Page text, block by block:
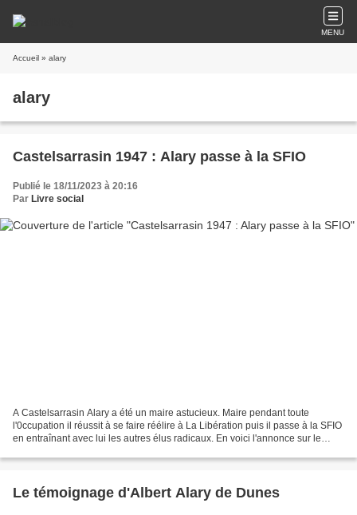
MENU
Accueil » alary
alary
Castelsarrasin 1947 : Alary passe à la SFIO
Publié le 18/11/2023 à 20:16
Par Livre social
A Castelsarrasin Alary a été un maire astucieux. Maire pendant toute
l'0ccupation il réussit à se faire réélire à La Libération puis il passe à la SFIO
en entraînant avec lui les autres élus radicaux. En voici l'annonce sur le
Le témoignage d'Albert Alary de Dunes